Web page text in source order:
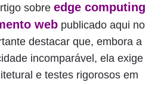
sobre edge computing
web publicado aqui no
destacar que, embora a
incomparável, ela exige
e testes rigorosos em